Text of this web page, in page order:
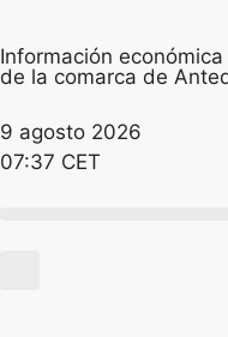
Información económica
de la comarca de
9 agosto 2026
07:37 CET